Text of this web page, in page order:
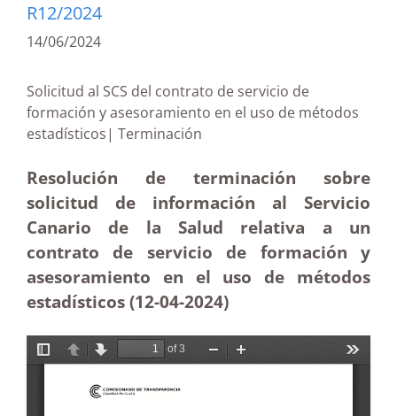
R12/2024
14/06/2024
Solicitud al SCS del contrato de servicio de
formación y asesoramiento en el uso de métodos
estadísticos| Terminación
Resolución de terminación sobre
solicitud de información al Servicio
Canario de la Salud relativa a un
contrato de servicio de formación y
asesoramiento en el uso de métodos
estadísticos (12-04-2024)